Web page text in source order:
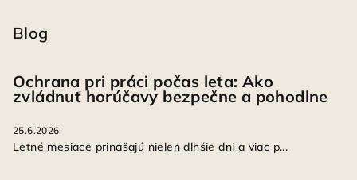
Blog
Ochrana pri práci počas leta: Ako
zvládnuť horúčavy bezpečne a pohodlne
25.6.2026
Letné mesiace prinášajú nielen dlhšie dni a viac p...